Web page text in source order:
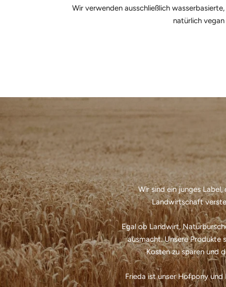
Wir verwenden ausschließlich
natürlich vegan
Wir sind ein junges
Landwirtschaft
Egal ob Landwirt,
ausmacht. Unsere Produkte
Kosten zu sparen und
Frieda ist unser Hofpony und